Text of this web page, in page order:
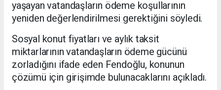
yaşayan vatandaşların ödeme koşullarının
yeniden değerlendirilmesi gerektiğini söyledi.
Sosyal konut fiyatları ve aylık taksit
miktarlarının vatandaşların ödeme gücünü
zorladığını ifade eden Fendoğlu, konunun
çözümü için girişimde bulunacaklarını açıkladı.